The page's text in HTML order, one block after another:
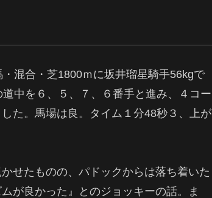
混合・芝1800ｍに坂井瑠星騎手56kgで
中を６、５、７、６番手と進み、４コー
た。馬場は良。タイム１分48秒３、上が
せたものの、パドックからは落ち着いた
が良かった』とのジョッキーの話。ま